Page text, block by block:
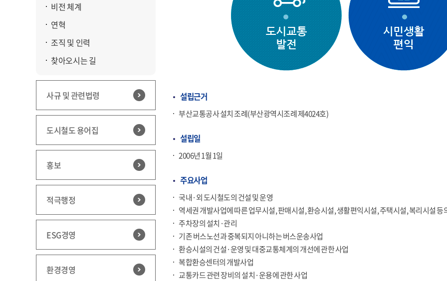
비전 체계
연혁
조직 및 인력
찾아오시는 길
사규 및 관련법령
도시철도 용어집
홍보
적극행정
ESG경영
환경경영
설립근거
부산교통공사 설치 조례(부산광역시조례 제4024호)
설립일
2006년 1월 1일
주요사업
국내·외 도시철도의 건설 및 운영
역세권 개발사업에 따른 업무시설, 판매시설, 환승시설, 생활편익시설, 주택시설, 복리시설 등
주차장의 설치·관리
기존 버스노선과 중복되지 아니하는 버스운송사업
환승시설의 건설·운영 및 대중교통체계의 개선에 관한 사업
복합환승센터의 개발사업
교통카드 관련 장비의 설치·운용에 관한 사업